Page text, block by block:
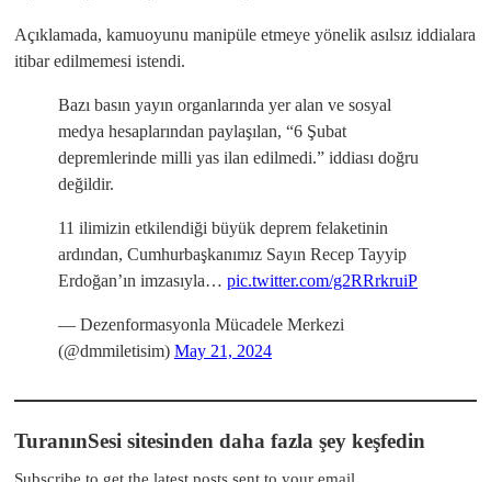
Açıklamada, kamuoyunu manipüle etmeye yönelik asılsız iddialara
itibar edilmemesi istendi.
Bazı basın yayın organlarında yer alan ve sosyal
medya hesaplarından paylaşılan, “6 Şubat
depremlerinde milli yas ilan edilmedi.” iddiası doğru
değildir.
11 ilimizin etkilendiği büyük deprem felaketinin
ardından, Cumhurbaşkanımız Sayın Recep Tayyip
Erdoğan’ın imzasıyla… pic.twitter.com/g2RRrkruiP
— Dezenformasyonla Mücadele Merkezi
(@dmmiletisim) May 21, 2024
TuranınSesi sitesinden daha fazla şey keşfedin